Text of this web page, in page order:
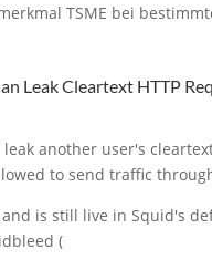
TSME bei
Leak Cleartext HTTP
another user's
to send traffic
is still live in Squid's
(